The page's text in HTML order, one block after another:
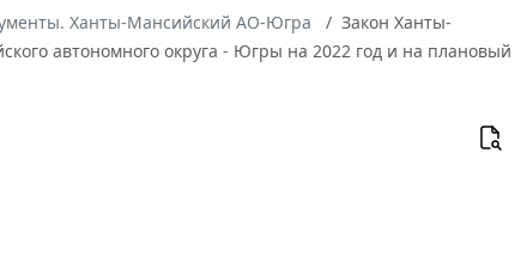
Ханты-Мансийский АО-Югра
Закон Ханты-
автономного округа - Югры на 2022 год и на плановый